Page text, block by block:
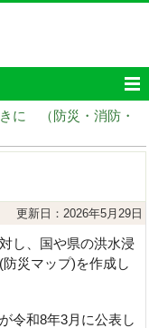
に （防災・消防・
更新日：2026年5月29日
し、国や県の洪水浸
災マップ)を作成し
令和8年3月に公表し